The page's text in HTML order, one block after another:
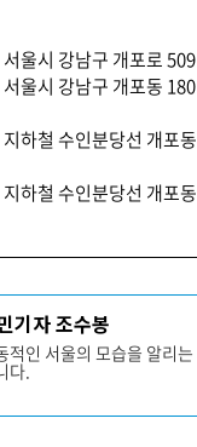
울시 강남구 개포로 509
울시 강남구 개포동 180
하철 수인분당선 개포
하철 수인분당선 개포
기자 조수봉
적인 서울의 모습을 알리
다.